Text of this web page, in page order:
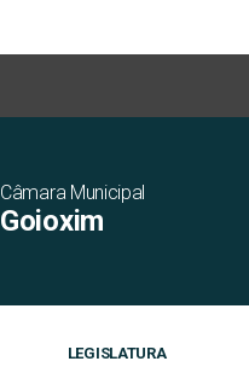
Câmara Municipal
Goioxim
LEGISLATURA